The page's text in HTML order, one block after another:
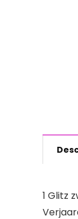
1 Glitz